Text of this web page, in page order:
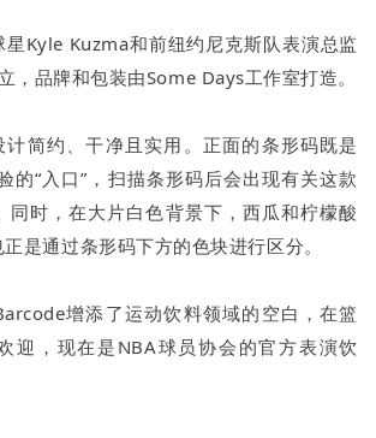
Kyle Kuzma和前纽约尼克斯队表演总监
，品牌和包装由Some Days工作室打造。
简约、干净且实用。正面的条形码既是
的“入口”，扫描条形码后会出现有关这款
同时，在大片白色背景下，西瓜和柠檬酸
是通过条形码下方的色块进行区分。
增添了运动饮料领域的空白，在篮
迎，现在是NBA球员协会的官方表演饮